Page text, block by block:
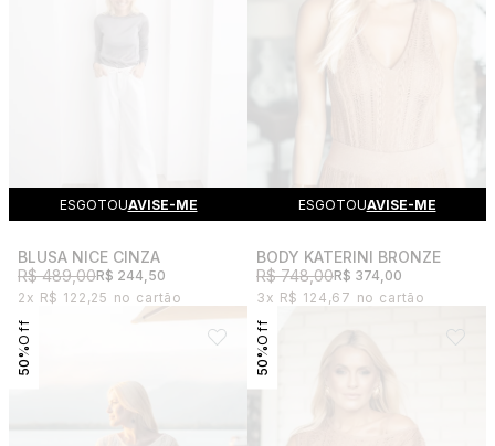
ESGOTOUAVISE-ME
BLUSA NICE CINZA
R$ 489,00R$ 244,50
2x R$ 122,25
ESGOTOUAVISE-ME
BODY KATERINI BRONZE
R$ 748,00R$ 374,00
3x R$ 124,67
50% 50%